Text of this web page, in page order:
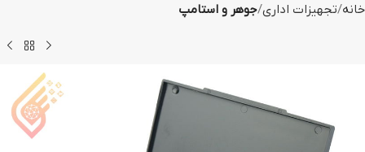
خانه تجهیزات اداری جوهر و استامپ